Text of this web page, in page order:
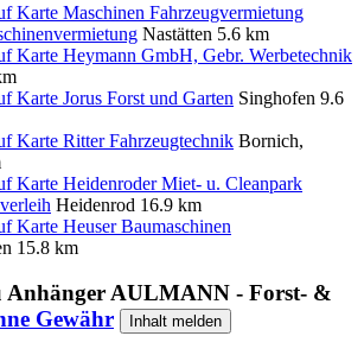
Maschinen Fahrzeugvermietung
Nastätten 5.6 km
Heymann GmbH, Gebr. Werbetechnik
Jorus Forst und Garten Singhofen 9.6
Ritter Fahrzeugtechnik Bornich,
Heidenroder Miet- u. Cleanpark
Heidenrod 16.9 km
Heuser Baumaschinen
15.8 km
Anhänger AULMANN - Forst- &
Gewähr Inhalt melden